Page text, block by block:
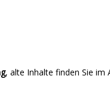
, alte Inhalte finden Sie im